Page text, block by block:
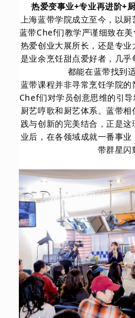
热爱变事业+专业再进阶+
上海蓝带学院成立至今，以厨
蓝带Chef们教学严谨细致在
热爱创业大展所长，还是专
是业余烹饪甜点爱好者，几乎
都能在蓝带找到
蓝带课程并非寻常烹饪学院
Chef们对学员创意思维的引
厨艺哼歌和厨艺体系。蓝带
践与创新的完美结合，正是
业后，在各领域成就一番事
带群星闪